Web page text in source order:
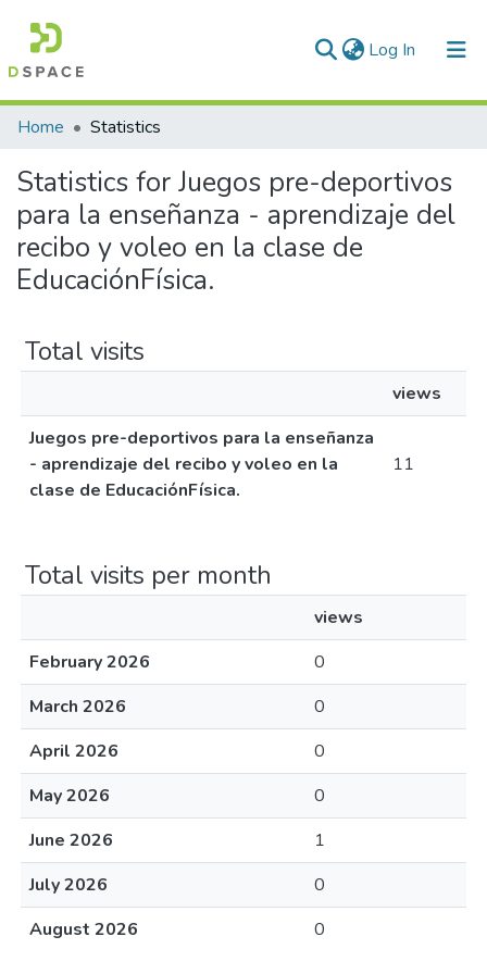
Log In (current)
Communities & Collections
All of DSpace
Home Statistics
Statistics for Juegos pre-deportivos
para la enseñanza - aprendizaje del
recibo y voleo en la clase de
EducaciónFísica.
Total visits
views
Juegos pre-deportivos para la enseñanza
- aprendizaje del recibo y voleo en la
clase de EducaciónFísica.
11
Total visits per month
views
February 2026
0
March 2026
0
April 2026
0
May 2026
0
June 2026
1
July 2026
0
August 2026
0